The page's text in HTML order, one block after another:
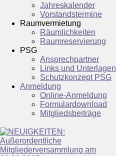
Jahreskalender
Vorstandstermine
Raumvermietung
Räumlichkeiten
Raumreservierung
PSG
Ansprechpartner
Links und Unterlagen
Schutzkonzept PSG
Anmeldung
Online-Anmeldung
Formulardownload
Mitgliedsbeiträge